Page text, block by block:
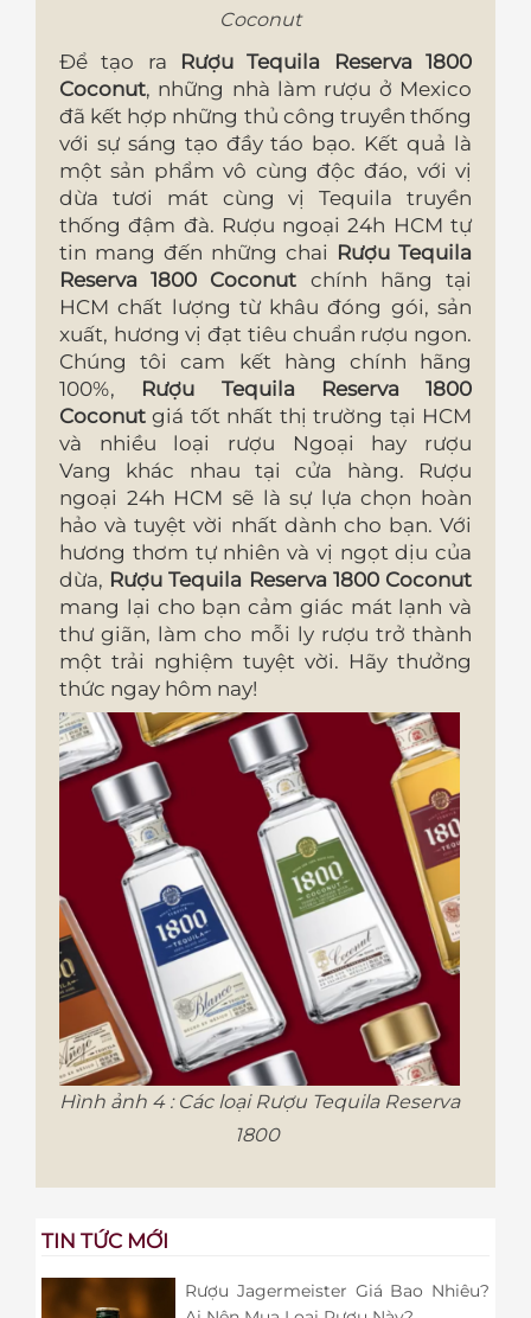
Coconut
Để tạo ra Rượu Tequila Reserva 1800
Coconut, những nhà làm rượu ở Mexico
đã kết hợp những thủ công truyền thống
với sự sáng tạo đầy táo bạo. Kết quả là
một sản phẩm vô cùng độc đáo, với vị
dừa tươi mát cùng vị Tequila truyền
thống đậm đà. Rượu ngoại 24h HCM tự
tin mang đến những chai Rượu Tequila
Reserva 1800 Coconut chính hãng tại
HCM chất lượng từ khâu đóng gói, sản
xuất, hương vị đạt tiêu chuẩn rượu ngon.
Chúng tôi cam kết hàng chính hãng
100%, Rượu Tequila Reserva 1800
Coconutgiá tốt nhất thị trường tại HCM
và nhiều loại rượu Ngoại hay rượu
Vang khác nhau tại cửa hàng. Rượu
ngoại 24h HCM sẽ là sự lựa chọn hoàn
hảo và tuyệt vời nhất dành cho bạn. Với
hương thơm tự nhiên và vị ngọt dịu của
dừa, Rượu Tequila Reserva 1800 Coconut
mang lại cho bạn cảm giác mát lạnh và
thư giãn, làm cho mỗi ly rượu trở thành
một trải nghiệm tuyệt vời. Hãy thưởng
thức ngay hôm nay!
Hình ảnh 4 : Các loại Rượu Tequila Reserva
1800
TIN TỨC MỚI
Rượu Jagermeister Giá Bao Nhiêu?